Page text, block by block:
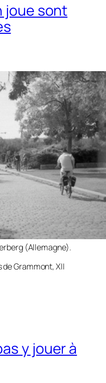
joue sont
(Allemagne).
de Grammont, XII
y jouer à